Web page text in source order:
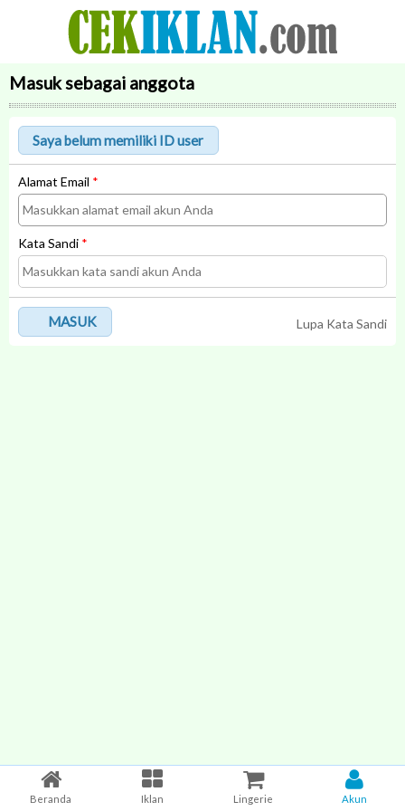
Masuk sebagai anggota
Alamat Email *
Kata Sandi *
Lupa Kata Sandi
MASUK
Beranda Iklan Lingerie Akun